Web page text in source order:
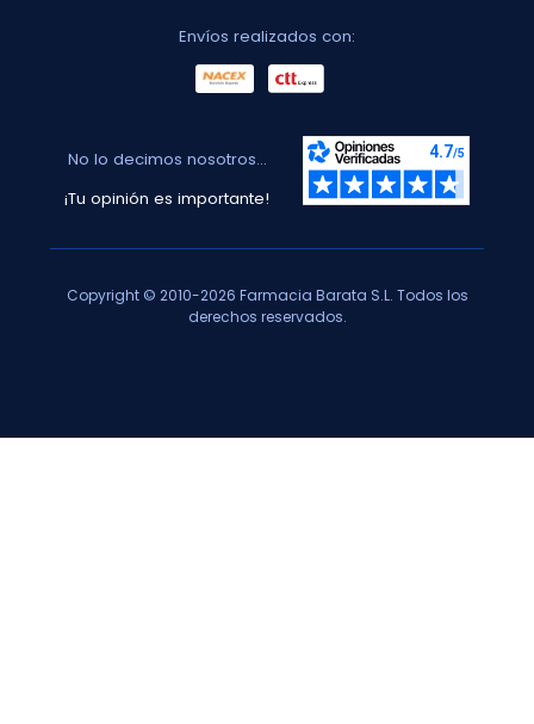
Envíos realizados con:
No lo decimos nosotros...
¡Tu opinión es importante!
Copyright © 2010-2026 Farmacia Barata S.L. Todos los
derechos reservados.